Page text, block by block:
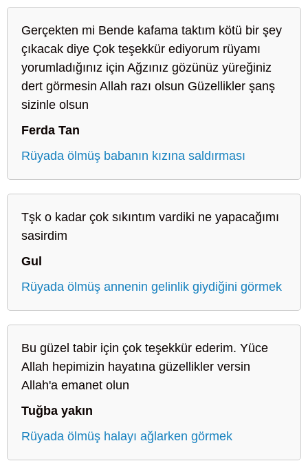
Gerçekten mi Bende kafama taktım kötü bir şey
çıkacak diye Çok teşekkür ediyorum rüyamı
yorumladığınız için Ağzınız gözünüz yüreğiniz
dert görmesin Allah razı olsun Güzellikler şanş
sizinle olsun
Ferda Tan
Rüyada ölmüş babanın kızına saldırması
Tşk o kadar çok sıkıntım vardiki ne yapacağımı
sasirdim
Gul
Rüyada ölmüş annenin gelinlik giydiğini görmek
Bu güzel tabir için çok teşekkür ederim. Yüce
Allah hepimizin hayatına güzellikler versin
Allah'a emanet olun
Tuğba yakın
Rüyada ölmüş halayı ağlarken görmek